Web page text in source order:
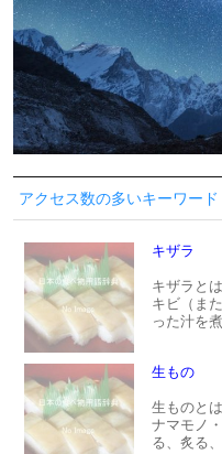
アクセス数の多いキーワード
キザラ
キザラと
キビ（ま
った汁を
生もの
生ものと
ナマモノ
る、炙る